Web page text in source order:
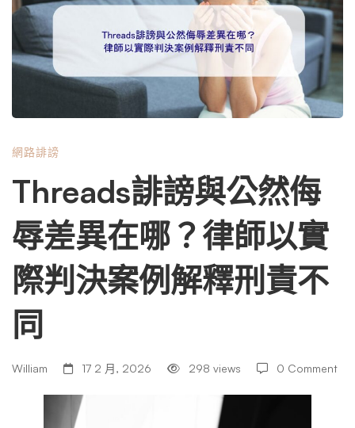
誹
謗
與
公
然
侮
辱
差
網路誹謗
Threads誹謗與公然侮
辱差異在哪？律師以實
際判決案例解釋刑責不
同
William 17 2 月, 2026 298 views 0 Comment